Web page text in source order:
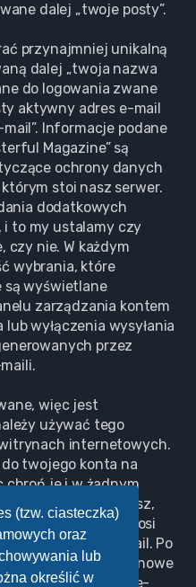
(tzw. ciasteczka)
oraz
lub
określić w
dalej „twoje posty”.
przynajmniej unikalną
dalej „twoja nazwa
do logowania zwane
aktywny adres e-mail
Informacje podane
Magazine” są
ochrony danych
stoi nasz serwer.
dodatkowych
to my ustalamy czy
czy nie. W każdym
wybrania, które
są wyświetlane
zarządzania kontem
wyłączenia wysyłania
przez
więc jest
używać tego
internetowych.
do twojego konta na
chroń je i w żadnym
. Jeśli je zapomnisz,
Witryna poprosi
i adresu e-mail. Po
wygenerowane nowe
przez ciebie adres e-